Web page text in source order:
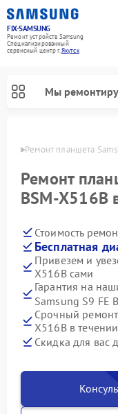
FIX-SAMSUNG
Ремонт устройств Samsung
Специализированный
cервисный центр г.Якутск
Мы
Ремонт планшета
Ремонт
BSM-X516B
Стоимость
Бесплатная
Привезем и
X516B сами
Гарантия на
Samsung S9 FE
Срочный
X516B в
Скидка для вас